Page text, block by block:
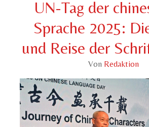
UN-Tag der
Sprache 2025:
und Reise der
Von Redaktion